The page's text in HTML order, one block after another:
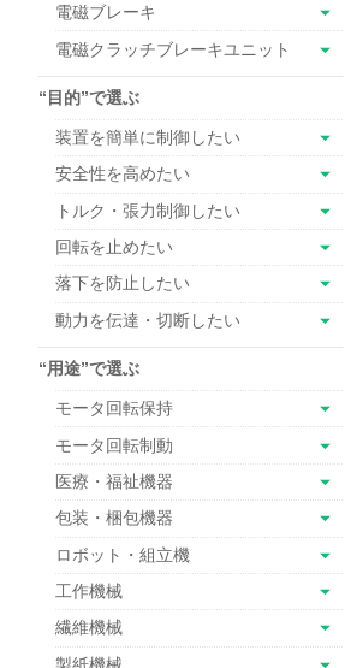
電磁ブレーキ
電磁クラッチブレーキユニット
“目的”で選ぶ
装置を簡単に制御したい
安全性を高めたい
トルク・張力制御したい
回転を止めたい
落下を防止したい
動力を伝達・切断したい
“用途”で選ぶ
モータ回転保持
モータ回転制動
医療・福祉機器
包装・梱包機器
ロボット・組立機
工作機械
繊維機械